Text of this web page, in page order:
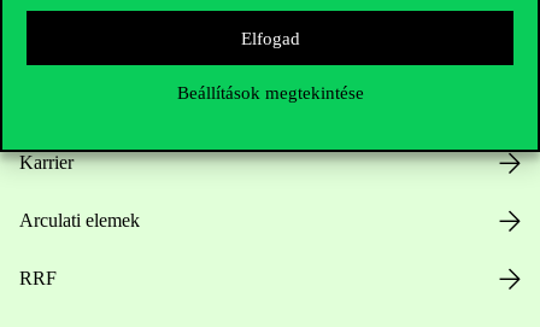
Elfogad
Beállítások megtekintése
Karrier
Arculati elemek
RRF